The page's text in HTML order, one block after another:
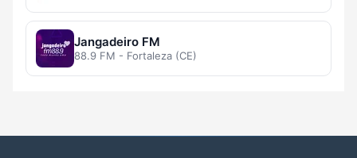
Jangadeiro FM
88.9 FM - Fortaleza (CE)